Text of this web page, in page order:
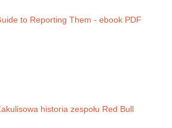
to Reporting Them - ebook PDF
historia zespołu Red Bull